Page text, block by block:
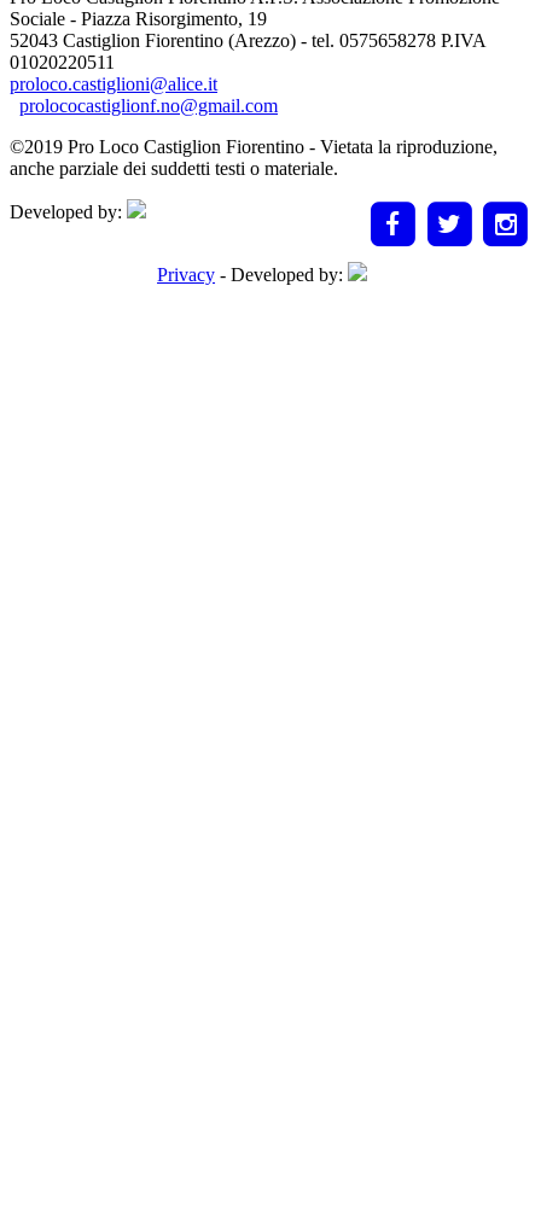
Sociale - Piazza Risorgimento, 19
52043 Castiglion Fiorentino (Arezzo) - tel. 0575658278 P.IVA
01020220511
proloco.castiglioni@alice.it
prolococastiglionf.no@gmail.com
©2019 Pro Loco Castiglion Fiorentino - Vietata la riproduzione,
anche parziale dei suddetti testi o materiale.
Developed by:
Privacy - Developed by: